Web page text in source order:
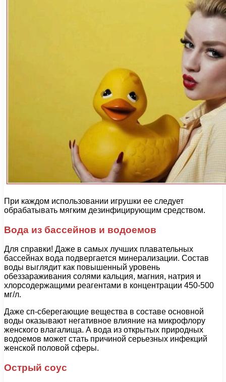
При каждом использовании игрушки ее следует
обрабатывать мягким дезинфицирующим средством.
Вода из бассейнов и водоемов
Для справки! Даже в самых лучших плавательных
бассейнах вода подвергается минерализации. Состав
воды выглядит как повышенный уровень
обеззараживания солями кальция, магния, натрия и
хлорсодержащими реагентами в концентрации 450-500
мг/л.
Даже сп-сберегающие вещества в составе основной
воды оказывают негативное влияние на микрофлору
женского влагалища. А вода из открытых природных
водоемов может стать причиной серьезных инфекций
женской половой сферы.
Острый соус